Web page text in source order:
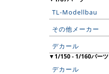
TL-Modellbau
その他メーカー
デカール
▼1/150 - 1/160パーツ
デカール